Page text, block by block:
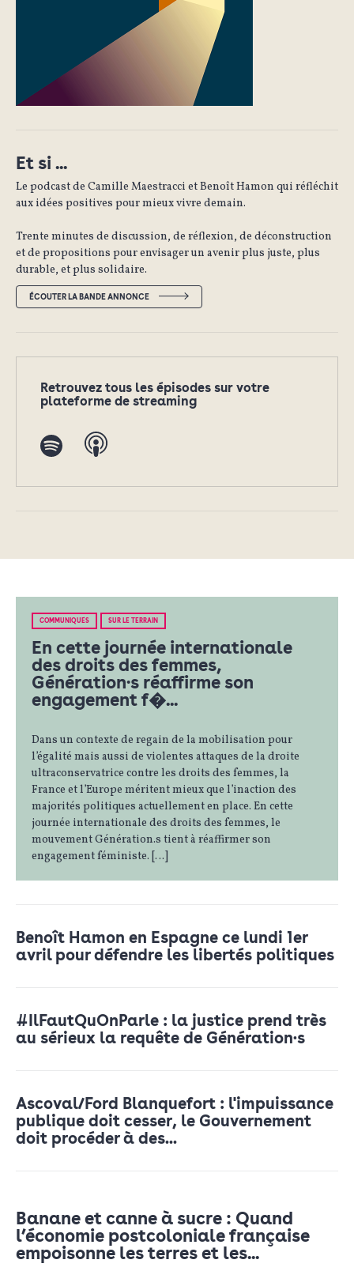
Et si ...
Le podcast de Camille Maestracci et Benoît Hamon qui réfléchit
aux idées positives pour mieux vivre demain.
Trente minutes de discussion, de réflexion, de déconstruction
et de propositions pour envisager un avenir plus juste, plus
durable, et plus solidaire.
ÉCOUTER LA BANDE ANNONCE
Retrouvez tous les épisodes sur votre
plateforme de streaming
COMMUNIQUÉS SUR LE TERRAIN
En cette journée internationale
des droits des femmes,
Génération·s réaffirme son
engagement f�...
Dans un contexte de regain de la mobilisation pour
l’égalité mais aussi de violentes attaques de la droite
ultraconservatrice contre les droits des femmes, la
France et l’Europe méritent mieux que l’inaction des
majorités politiques actuellement en place. En cette
journée internationale des droits des femmes, le
mouvement Génération.s tient à réaffirmer son
engagement féministe. […]
Benoît Hamon en Espagne ce lundi 1er
avril pour défendre les libertés politiques
#IlFautQuOnParle : la justice prend très
au sérieux la requête de Génération·s
Ascoval/Ford Blanquefort : l'impuissance
publique doit cesser, le Gouvernement
doit procéder à des...
Banane et canne à sucre : Quand
l’économie postcoloniale française
empoisonne les terres et les...